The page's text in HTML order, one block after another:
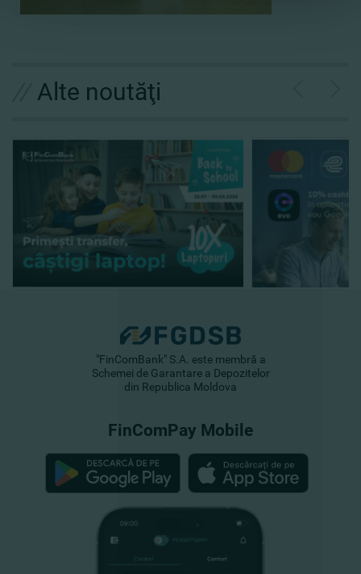
Alte noutăţi
"FinComBank" S.A. este membră a
Schemei de Garantare a Depozitelor
din Republica Moldova
FinComPay Mobile